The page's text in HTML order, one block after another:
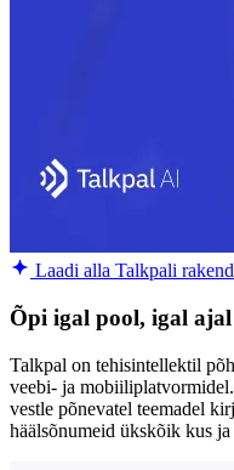
Laadi alla Talkpali
Õpi igal pool, igal ajal
Talkpal on tehisintellektil
veebi- ja
vestle põnevatel teemadel
häälsõnumeid ükskõik kus